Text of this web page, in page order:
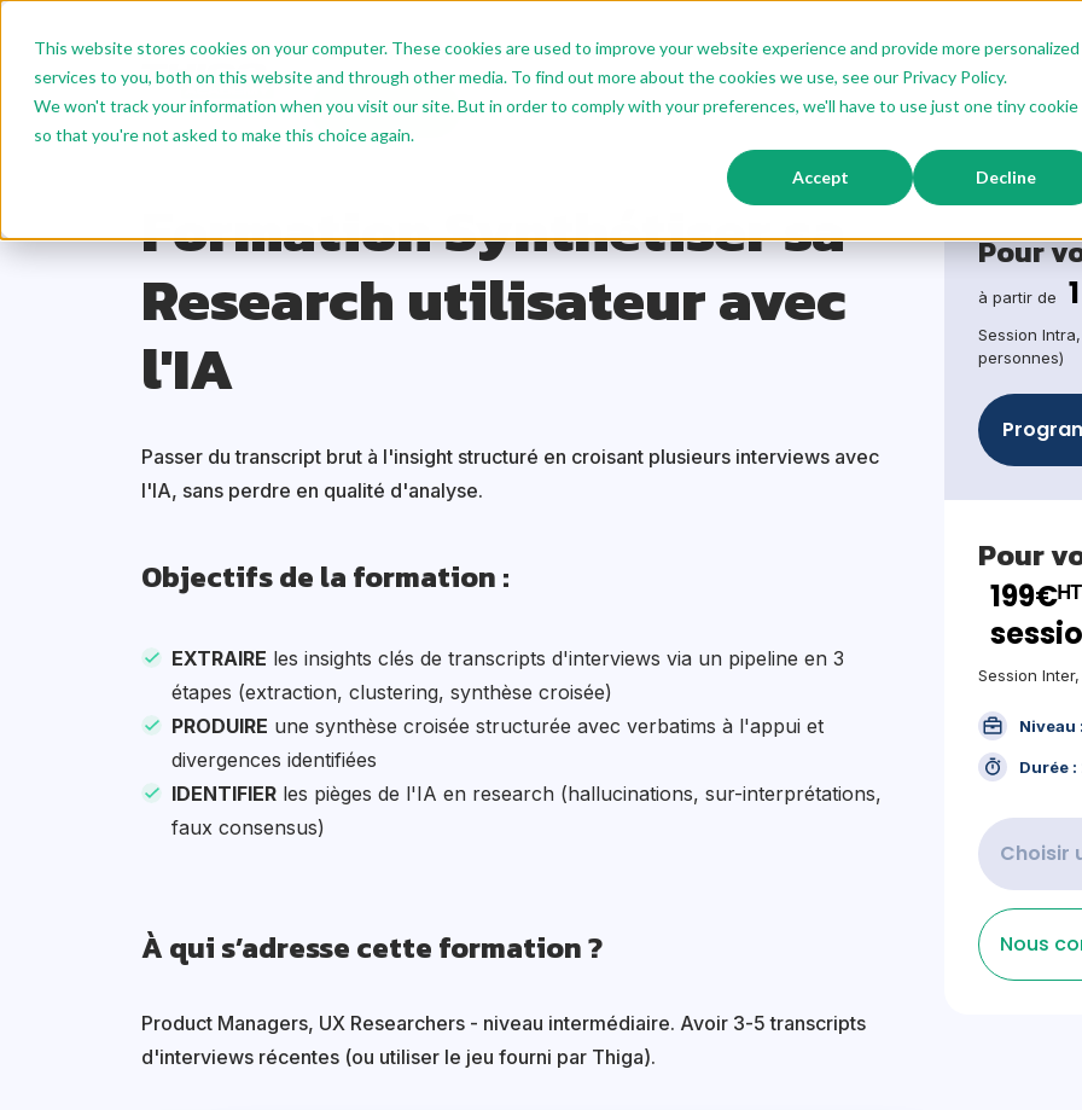
This website stores cookies on your computer. These cookies are used to improve your website experience and provide more personalized
services to you, both on this website and through other media. To find out more about the cookies we use, see our Privacy Policy.
We won't track your information when you visit our site. But in order to comply with your preferences, we'll have to use just one tiny cookie
so that you're not asked to make this choice again.
Accept Decline
Nos Formations Formations IA Offre Sur Mesure Offre Modulaire Nos
Nous écrire
Formation Synthétiser sa Research utilisateur avec l'IA
Formation Synthétiser sa
Research utilisateur avec
l'IA
Passer du transcript brut à l'insight structuré en croisant plusieurs interviews avec
l'IA, sans perdre en qualité d'analyse.
Objectifs de la formation
EXTRAIRE les insights clés de transcripts d'interviews via un pipeline en 3
étapes (extraction, clustering, synthèse croisée)
PRODUIRE une synthèse croisée structurée avec verbatims à l'appui et
divergences identifiées
IDENTIFIER les pièges de l'IA en research (hallucinations, sur-interprétations,
faux consensus)
À qui s’adresse cette formation ?
Product Managers, UX Researchers - niveau intermédiaire. Avoir 3-5 transcripts
d'interviews récentes (ou utiliser le jeu fourni par Thiga).
Pour
à partir de
Session
personnes)
Pour
Session
Niveau :
Durée :
Choisir
Nous